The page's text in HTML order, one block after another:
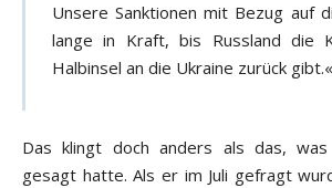
Unsere Sanktionen mit Bezug auf
lange in Kraft, bis Russland die
Halbinsel an die Ukraine zurück gibt.«
Das klingt doch anders als das,
gesagt hatte. Als er im Juli gefragt